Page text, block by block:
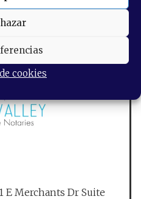
cookies
Notaries
E Merchants Dr Suite